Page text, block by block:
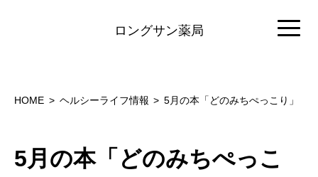
ロングサン薬局
HOME ヘルシーライフ情報 5月の本「どのみちぺっこり」
5月の本「どのみちぺっこ